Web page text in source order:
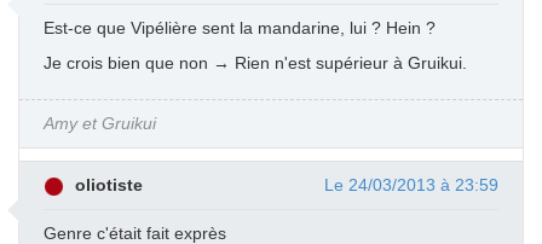
Est-ce que Vipélière sent la mandarine, lui ? Hein ?
Je crois bien que non → Rien n'est supérieur à Gruikui.
Amy et Gruikui
oliotiste Le 24/03/2013 à 23:59
Genre c'était fait exprès